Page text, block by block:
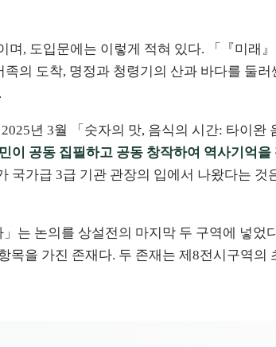
, 도입문에는 이렇게 적혀 있다. 「『미래
의 도착, 명정과 청령기의 산과 바다를 둘
년 3월 「숫자의 맛, 음식의 시간: 타이
이 공동 집필하고 공동 창작하여 역사기억
국가급 3급 기관 관장의 입에서 나왔다는
는 논의를 상설전의 마지막 두 구역에 넣
목을 가진 존재다. 두 존재는 제8전시구역